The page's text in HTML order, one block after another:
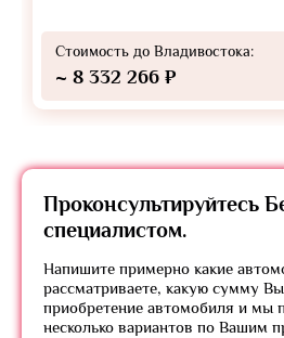
Стоимость до Владивостока:
~ 8 332 266 ₽
Проконсультируйтесь
специалистом.
Напишите примерно какие
рассматриваете, какую сумму
приобретение автомобиля и мы
несколько вариантов по Вашим